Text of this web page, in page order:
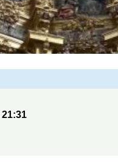
21:31